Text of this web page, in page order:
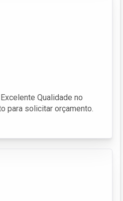
Qualidade no
para solicitar orçamento.